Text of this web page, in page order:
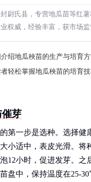
尉氏县，专营地瓜苗等红
权威，经验丰富，获市场监
绍地瓜秧苗的生产与培育
轻松掌握地瓜秧苗的培育
芽
第一步是选种。选择健
小适中，表皮光滑。将
12小时，促进发芽。之
盘中，保持温度在25-